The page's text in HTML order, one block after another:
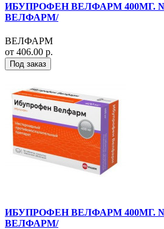
ИБУПРОФЕН ВЕЛФАРМ 400МГ.
ВЕЛФАРМ/
ВЕЛФАРМ
от 406.00 р.
Под заказ
ИБУПРОФЕН ВЕЛФАРМ 400МГ.
ВЕЛФАРМ/